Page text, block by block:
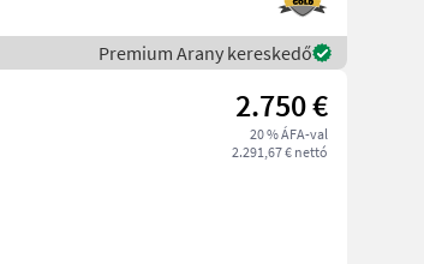
Premium Arany kereskedő
2.750 €
20 % ÁFA-val
2.291,67 € nettó